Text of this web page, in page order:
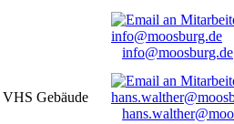
info@moosburg.de
VHS Gebäude